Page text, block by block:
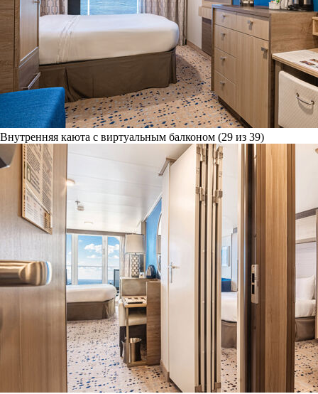
Внутренняя каюта с виртуальным балконом (29 из 39)